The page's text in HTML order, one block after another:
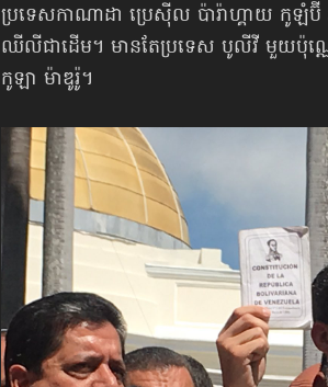
ប្រទេសកាណាដា ប្រេស៊ីល ប៉ារ៉ាហ្គាយ កូឡំប៊ី អ
ឈីលីជាដើម។ មានតែប្រទេស បូលីវី មួយប៉ុណ្
កូឡា ម៉ាឌូរ៉ូ។